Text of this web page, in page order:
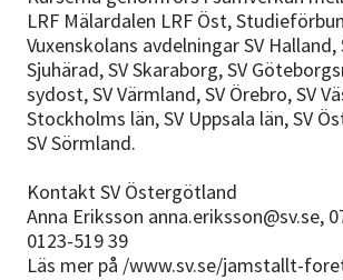
LRF Mälardalen LRF Öst,
Vuxenskolans avdelningar SV Halland,
Sjuhärad, SV Skaraborg, SV
sydost, SV Värmland, SV Örebro, SV
Stockholms län, SV Uppsala län, SV
SV Sörmland.
Kontakt SV Östergötland
Anna Eriksson anna.eriksson@sv.se,
0123-519 39
Läs mer på /www.sv.se/jamstallt-